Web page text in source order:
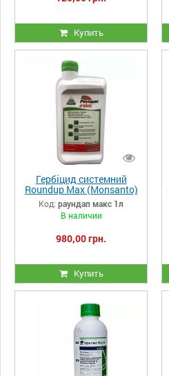
Купить
Гербіцид системний
Roundup Max (Monsanto)
Бельгія
Код: раундап макс 1л
В наличии
980,00 грн.
Купить